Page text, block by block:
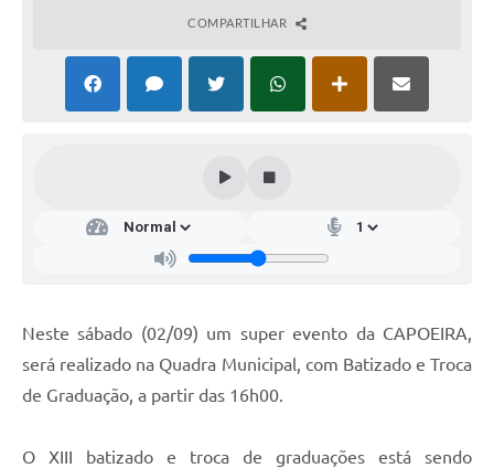
COMPARTILHAR
Neste sábado (02/09) um super evento da CAPOEIRA,
será realizado na Quadra Municipal, com Batizado e Troca
de Graduação, a partir das 16h00.
O XIII batizado e troca de graduações está sendo